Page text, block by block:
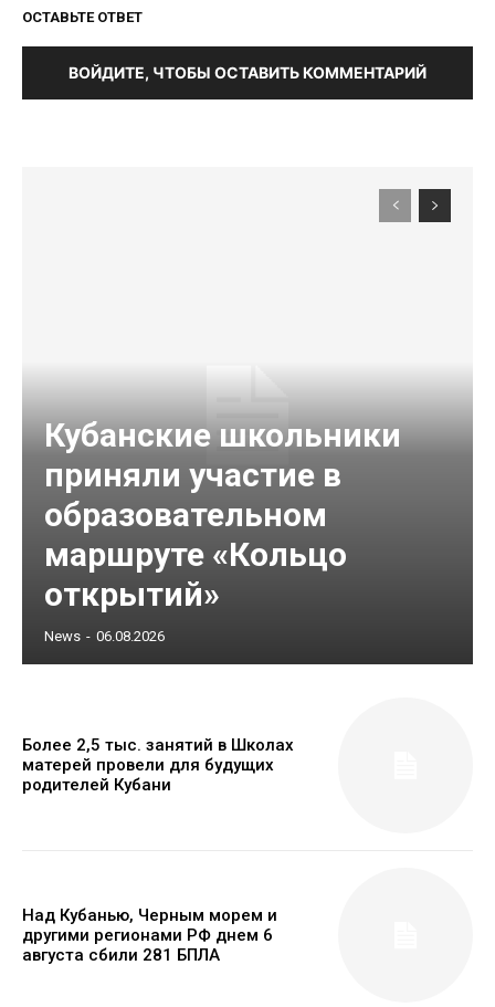
ОСТАВЬТЕ ОТВЕТ
ВОЙДИТЕ, ЧТОБЫ ОСТАВИТЬ КОММЕНТАРИЙ
Кубанские школьники
приняли участие в
образовательном
маршруте «Кольцо
открытий»
News - 06.08.2026
Более 2,5 тыс. занятий в Школах
матерей провели для будущих
родителей Кубани
Над Кубанью, Черным морем и
другими регионами РФ днем 6
августа сбили 281 БПЛА